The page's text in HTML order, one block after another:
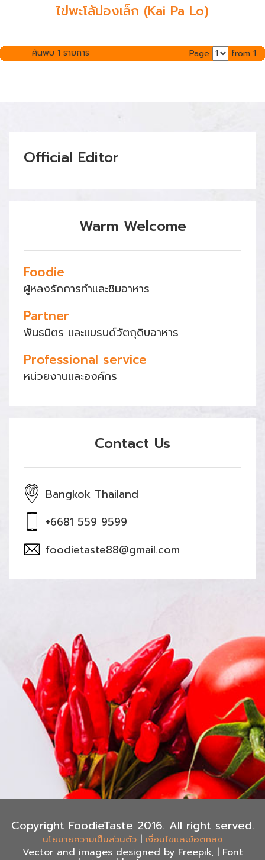
ไข่พะโล้น่องเล็ก (Kai Pa Lo)
ค้นพบ 1 รายการ Page from 1
Official Editor
Warm Welcome
Foodie
ผู้หลงรักการทำและชิมอาหาร
Partner
พันธมิตร และแบรนด์วัตถุดิบอาหาร
Professional service
หน่วยงานและองค์กร
Contact Us
Bangkok Thailand
+6681 559 9599
foodietaste88@gmail.com
Copyright FoodieTaste 2016. All right served.
นโยบายความเป็นส่วนตัว | เงื่อนไขและข้อตกลง
Vector and images designed by Freepik, | Font